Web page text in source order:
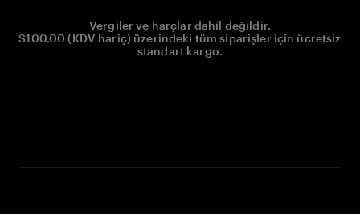
Vergiler ve harçlar dahil değildir.
$100.00 (KDV hariç) üzerindeki tüm siparişler için ücretsiz
standart kargo.